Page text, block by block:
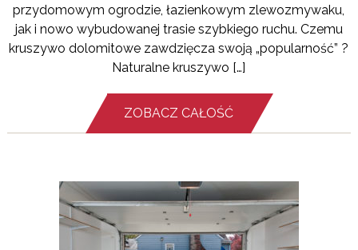
przydomowym ogrodzie, łazienkowym zlewozmywaku,
jak i nowo wybudowanej trasie szybkiego ruchu. Czemu
kruszywo dolomitowe zawdzięcza swoją „popularność” ?
Naturalne kruszywo […]
ZOBACZ CAŁOŚĆ